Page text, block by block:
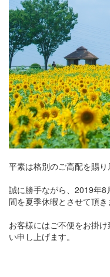
平素は格別のご高配を賜り
誠に勝手ながら、2019年
間を夏季休暇とさせて頂き
お客様にはご不便をお掛
い申し上げます。